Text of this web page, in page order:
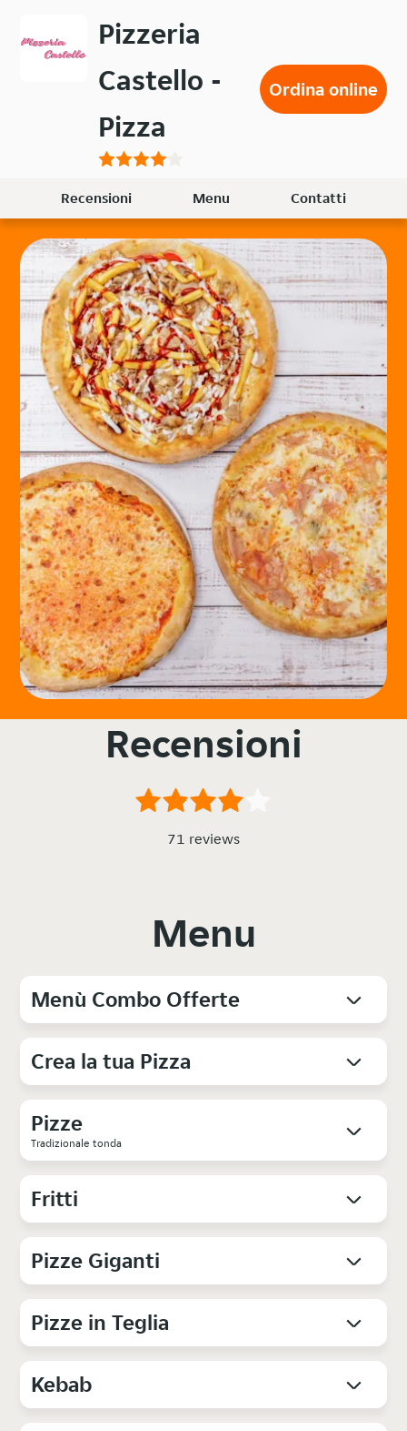
contenuto
Pizzeria
Castello -
Pizza
Ordina online
Recensioni Menu Contatti
Recensioni
71 reviews
Menu
Menù Combo Offerte
Crea la tua Pizza
Pizze
Tradizionale tonda
Fritti
Pizze Giganti
Pizze in Teglia
Kebab